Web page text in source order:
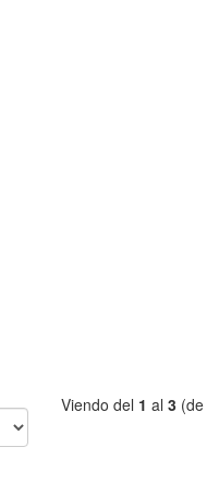
Viendo del 1 al 3(de